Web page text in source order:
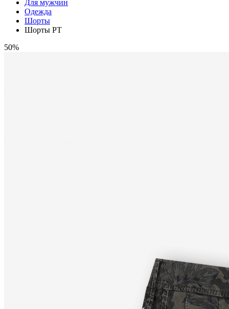
Для мужчин
Одежда
Шорты
Шорты PT
50%